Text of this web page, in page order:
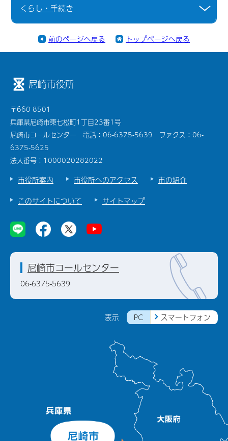
くらし・手続き
前のページへ戻る トップページへ戻る
尼崎市役所
〒660-8501
兵庫県尼崎市東七松町1丁目23番1号
尼崎市コールセンター 電話：06-6375-5639 ファクス：06-
6375-5625
法人番号：1000020282022
市役所案内 市役所へのアクセス
市の紹介
このサイトについて
サイトマップ
表示 PC スマートフォン
尼崎市コールセンター
06-6375-5639